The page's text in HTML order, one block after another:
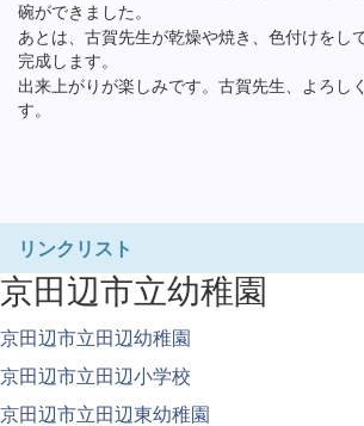
碗ができました。
あとは、古賀先生が乾燥や焼き、色付けをし
完成します。
出来上がりが楽しみです。古賀先生、よろし
す。
リンクリスト
京田辺市立幼稚園
京田辺市立田辺幼稚園
京田辺市立田辺小学校
京田辺市立田辺東幼稚園